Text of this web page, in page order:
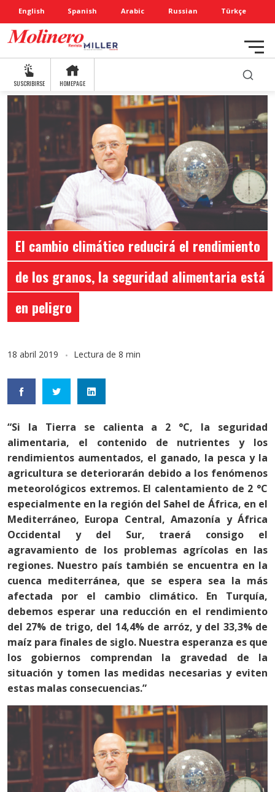
English Spanish Arabic Russian Türkçe
SUSCRIBIRSE HOMEPAGE
El cambio climático reducirá el rendimiento
de los granos, la seguridad alimentaria está
en peligro
18 abril 2019 Lectura de 8 min
“Si la Tierra se calienta a 2 °C, la seguridad
alimentaria, el contenido de nutrientes y los
rendimientos aumentados, el ganado, la pesca y la
agricultura se deteriorarán debido a los fenómenos
meteorológicos extremos. El calentamiento de 2 °C
especialmente en la región del Sahel de África, en el
Mediterráneo, Europa Central, Amazonía y África
Occidental y del Sur, traerá consigo el
agravamiento de los problemas agrícolas en las
regiones. Nuestro país también se encuentra en la
cuenca mediterránea, que se espera sea la más
afectada por el cambio climático. En Turquía,
debemos esperar una reducción en el rendimiento
del 27% de trigo, del 14,4% de arróz, y del 33,3% de
maíz para finales de siglo. Nuestra esperanza es que
los gobiernos comprendan la gravedad de la
situación y tomen las medidas necesarias y eviten
estas malas consecuencias.”